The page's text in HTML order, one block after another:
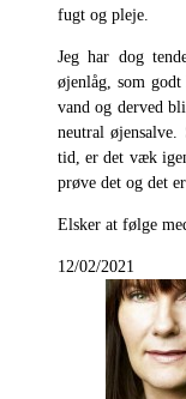
fugt og pleje.
Jeg har dog
øjenlåg, som
vand og derved
neutral
tid, er det væk
prøve det og det
Elsker at følge
12/02/2021